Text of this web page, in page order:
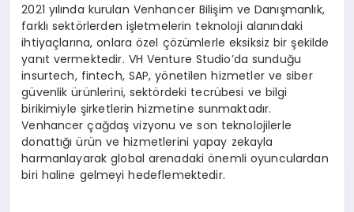
2021 yılında kurulan Venhancer Bilişim ve Danışmanlık,
farklı sektörlerden işletmelerin teknoloji alanındaki
ihtiyaçlarına, onlara özel çözümlerle eksiksiz bir şekilde
yanıt vermektedir. VH Venture Studio’da sunduğu
insurtech, fintech, SAP, yönetilen hizmetler ve siber
güvenlik ürünlerini, sektördeki tecrübesi ve bilgi
birikimiyle şirketlerin hizmetine sunmaktadır.
Venhancer çağdaş vizyonu ve son teknolojilerle
donattığı ürün ve hizmetlerini yapay zekayla
harmanlayarak global arenadaki önemli oyunculardan
biri haline gelmeyi hedeflemektedir.